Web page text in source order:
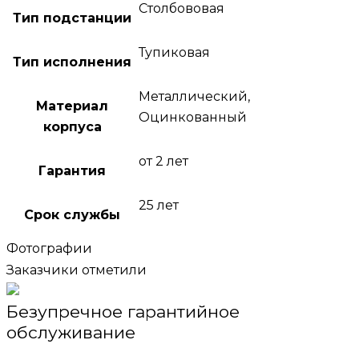
Тип подстанции
Столбововая
Тип исполнения
Тупиковая
Материал
корпуса
Металлический,
Оцинкованный
Гарантия
от 2 лет
Срок службы
25 лет
Фотографии
Заказчики отметили
Безупречное гарантийное
обслуживание